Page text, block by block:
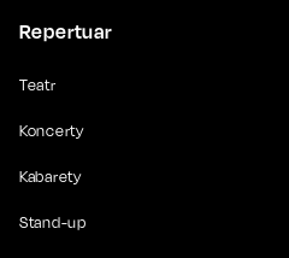
Repertuar
Teatr
Koncerty
Kabarety
Stand-up